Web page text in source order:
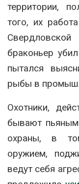
территории,
того, их
браконьер
пытался
рыбы в
Охотники,
бывают
охраны, в
оружием,
ведут себя